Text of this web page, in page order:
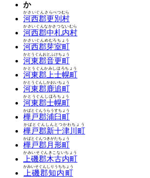
か
河西郡更別村
かさいぐんさらべつむら
河西郡中札内村
かさいぐんなかさつないむら
河西郡芽室町
かさいぐんめむろちょう
河東郡音更町
かとうぐんおとふけちょう
河東郡上士幌町
かとうぐんかみしほろちょう
河東郡鹿追町
かとうぐんしかおいちょう
河東郡士幌町
かとうぐんしほろちょう
樺戸郡浦臼町
かばとぐんうらうすちょう
樺戸郡新十津川町
かばとぐんしんとつかわちょう
樺戸郡月形町
かばとぐんつきがたちょう
上磯郡木古内町
かみいそぐんきこないちょう
上磯郡知内町
かみいそぐんしりうちちょう